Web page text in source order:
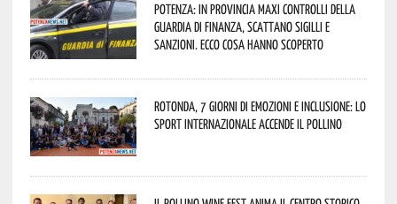
Potenza: in provincia maxi controlli della
Guardia di Finanza, scattano sigilli e
sanzioni. Ecco cosa hanno scoperto
Rotonda, 7 giorni di emozioni e inclusione: lo
sport internazionale accende il Pollino